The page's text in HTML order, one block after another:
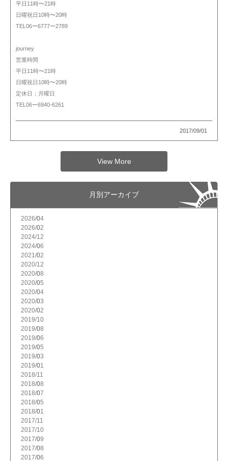
平日11時〜21時
日曜祝日10時〜20時
TEL06ー6777ー2789
journey
営業時間
平日11時〜21時
日曜祝日10時〜20時
定休日：月曜日
TEL06ー6940-6261
2017/09/01
View More
月別アーカイブ
2026/ 4
2026/ 2
2024/12
2024/ 6
2021/ 2
2020/12
2020/ 8
2020/ 5
2020/ 4
2020/ 3
2020/ 2
2019/10
2019/ 8
2019/ 6
2019/ 5
2019/ 3
2019/ 1
2018/11
2018/ 8
2018/ 7
2018/ 5
2018/ 1
2017/11
2017/10
2017/ 9
2017/ 8
2017/ 6